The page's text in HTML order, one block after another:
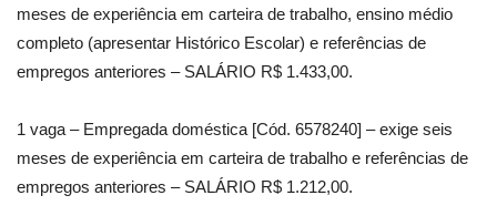
meses de experiência em carteira de trabalho, ensino médio
completo (apresentar Histórico Escolar) e referências de
empregos anteriores – SALÁRIO R$ 1.433,00.
1 vaga – Empregada doméstica [Cód. 6578240] – exige seis
meses de experiência em carteira de trabalho e referências de
empregos anteriores – SALÁRIO R$ 1.212,00.